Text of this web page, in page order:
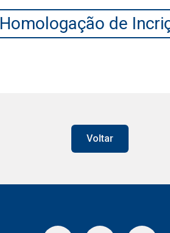
Homologação de
Voltar